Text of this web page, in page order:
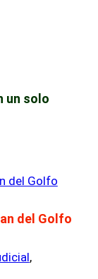
un solo
del Golfo
,